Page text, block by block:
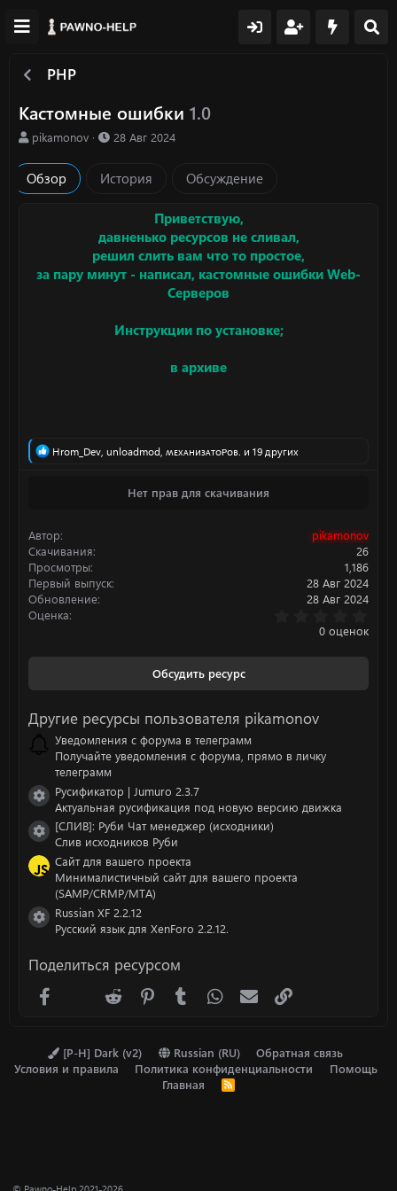
PHP
Кастомные ошибки 1.0
А
т
о
pikamonov
Д
а
з
а
н
28 Авг 2024
Обзор История Обсуждение
Приветствую,
давненько ресурсов не сливал,
решил слить вам что то простое,
за пару минут - написал, кастомные ошибки Web-
Серверов
Инструкции по установке;
в архиве
Р
и
:
Hrom_Dev, unloadmod, ʍᴇхᴀниɜᴀᴛᴏᴩᴏʙ. и 19 других
Нет прав для скачивания
Автор
pikamonov
Скачивания
26
Просмотры
1,186
Первый выпуск
28 Авг 2024
Обновление
28 Авг 2024
Оценка
.
0
0 оценок
Обсудить ресурс
Другие ресурсы пользователя pikamonov
Уведомления с форума в телеграмм
Получайте уведомления с форума, прямо в личку
телеграмм
Иконка ресурса
Русификатор | Jumuro 2.3.7
Актуальная русификация под новую версию движка
Иконка ресурса
[СЛИВ]: Руби Чат менеджер (исходники)
Слив исходников Руби
Сайт для вашего проекта
Минималистичный сайт для вашего проекта
(SAMP/CRMP/MTA)
Иконка ресурса
Russian XF 2.2.12
Русский язык для XenForo 2.2.12.
Поделиться ресурсом
FacebookX (Twitter)
Reddit PinterestTumblr WhatsAppЭлектронная почта
[P-H] Dark (v2) Russian (RU)
Обратная связь
Условия и правила
Политика конфиденциальности
Помощь
Главная
R